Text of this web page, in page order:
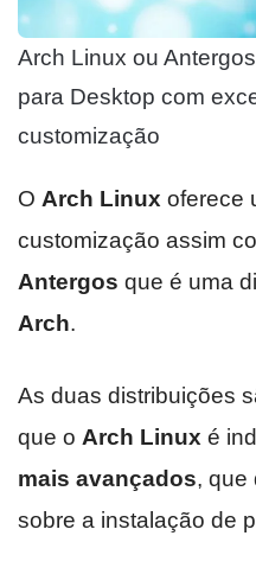
Arch Linux ou
para Desktop com
customização
O Arch Linux oferece
customização assim
Antergos que é uma
Arch.
As duas distribuições
que o Arch Linux é
mais avançados, que
sobre a instalação de